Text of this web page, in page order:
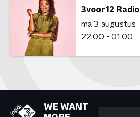
3voor12 Radio
ma 3 augustus
22:00 - 01:00
WE WANT